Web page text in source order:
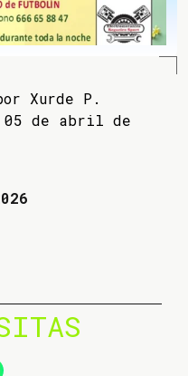
Xurde P.
de abril de